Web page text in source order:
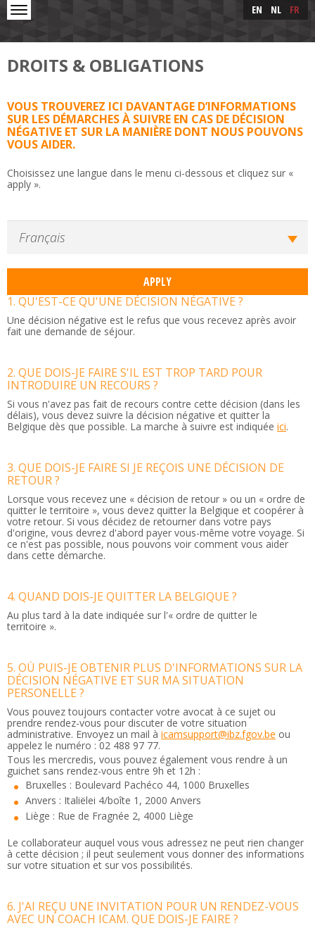
Skip
to
content
Skip to main content EN NL FR
DROITS & OBLIGATIONS
VOUS TROUVEREZ ICI DAVANTAGE D’INFORMATIONS
SUR LES DÉMARCHES À SUIVRE EN CAS DE DÉCISION
NÉGATIVE ET SUR LA MANIÈRE DONT NOUS POUVONS
VOUS AIDER.
Choisissez une langue dans le menu ci-dessous et cliquez sur «
apply ».
1. QU'EST-CE QU'UNE DÉCISION NÉGATIVE ?
Une décision négative est le refus que vous recevez après avoir
fait une demande de séjour.
2. QUE DOIS-JE FAIRE S'IL EST TROP TARD POUR
INTRODUIRE UN RECOURS ?
Si vous n'avez pas fait de recours contre cette décision (dans les
délais), vous devez suivre la décision négative et quitter la
Belgique dès que possible. La marche à suivre est indiquée ici.
3. QUE DOIS-JE FAIRE SI JE REÇOIS UNE DÉCISION DE
RETOUR ?
Lorsque vous recevez une « décision de retour » ou un « ordre de
quitter le territoire », vous devez quitter la Belgique et coopérer à
votre retour. Si vous décidez de retourner dans votre pays
d'origine, vous devrez d'abord payer vous-même votre voyage. Si
ce n'est pas possible, nous pouvons voir comment vous aider
dans cette démarche.
4. QUAND DOIS-JE QUITTER LA BELGIQUE ?
Au plus tard à la date indiquée sur l'« ordre de quitter le
territoire ».
5. OÙ PUIS-JE OBTENIR PLUS D'INFORMATIONS SUR LA
DÉCISION NÉGATIVE ET SUR MA SITUATION
PERSONELLE ?
Vous pouvez toujours contacter votre avocat à ce sujet ou
prendre rendez-vous pour discuter de votre situation
administrative. Envoyez un mail à icamsupport@ibz.fgov.be ou
appelez le numéro : 02 488 97 77.
Tous les mercredis, vous pouvez également vous rendre à un
guichet sans rendez-vous entre 9h et 12h :
Bruxelles : Boulevard Pachéco 44, 1000 Bruxelles
Anvers : Italiëlei 4/boîte 1, 2000 Anvers
Liège : Rue de Fragnée 2, 4000 Liège
Le collaborateur auquel vous vous adressez ne peut rien changer
à cette décision ; il peut seulement vous donner des informations
sur votre situation et sur vos possibilités.
6. J'AI REÇU UNE INVITATION POUR UN RENDEZ-VOUS
AVEC UN COACH ICAM. QUE DOIS-JE FAIRE ?